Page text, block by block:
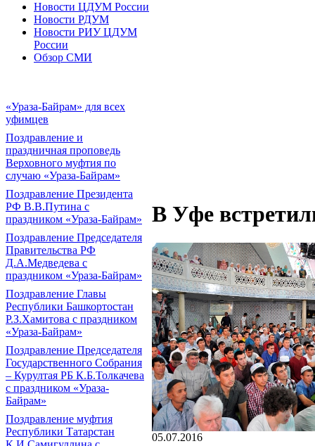
Новости ЦДУМ России
Новости РДУМ
Новости РИУ ЦДУМ
России
Обзор СМИ
«Ураза-Байрам» для всех
уфимцев
Поздравление и
праздничная проповедь
Верховного муфтия по
случаю «Ураза-Байрам»
Поздравление Президента
РФ В.В.Путина с
праздником «Ураза-Байрам»
Поздравление Председателя
Правительства РФ
Д.А.Медведева с
праздником «Ураза-Байрам»
Поздравление Главы
Республики Башкортостан
Р.З.Хамитова с праздником
«Ураза-Байрам»
Поздравление Председателя
Государственного Собрания
– Курултая РБ К.Б.Толкачева
с праздником «Ураза-
Байрам»
Поздравление муфтия
Республики Татарстан
В Уфе
05.07.2016